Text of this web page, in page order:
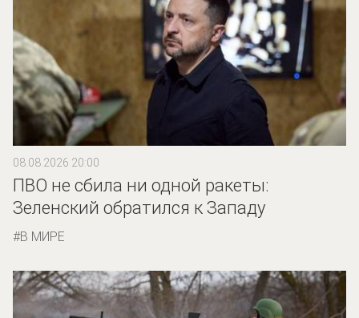
08.08.2026 20:00
ПВО не сбила ни одной ракеты:
Зеленский обратился к Западу
В МИРЕ